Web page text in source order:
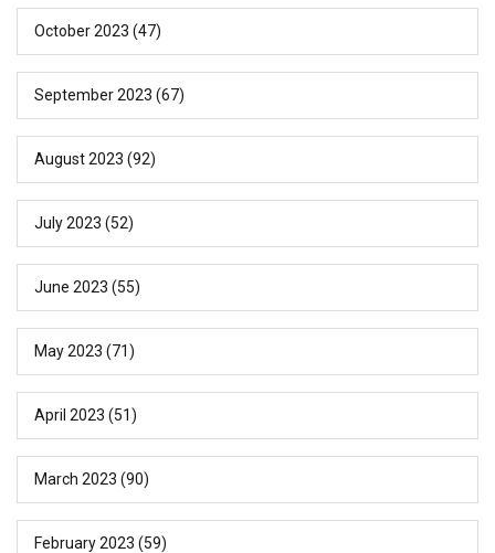
October 2023 (47)
September 2023 (67)
August 2023 (92)
July 2023 (52)
June 2023 (55)
May 2023 (71)
April 2023 (51)
March 2023 (90)
February 2023 (59)